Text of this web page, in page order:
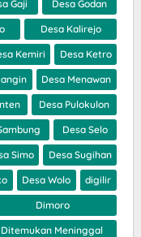
Gaji Desa Godan
Desa Kalirejo
Kemiri Desa Ketro
Desa Menawan
Desa Pulokulon
Desa Selo
Simo Desa Sugihan
Desa Wolo digilir
Dimoro
Ditemukan Meninggal